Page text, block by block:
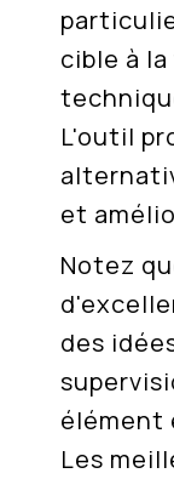
cible à
L'outil
et
Notez
des
élément
Les